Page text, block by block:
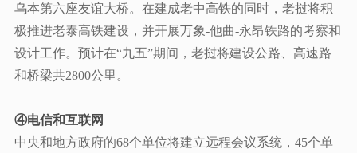
乌本第六座友谊大桥。在建成老中高铁的同时，老挝将积
极推进老泰高铁建设，并开展万象-他曲-永昂铁路的考察和
设计工作。预计在“九五”期间，老挝将建设公路、高速路
和桥梁共2800公里。
④电信和互联网
中央和地方政府的68个单位将建立远程会议系统，45个单